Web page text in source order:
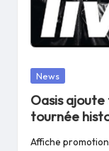
Posted
News
Oasis
tournée
Affiche